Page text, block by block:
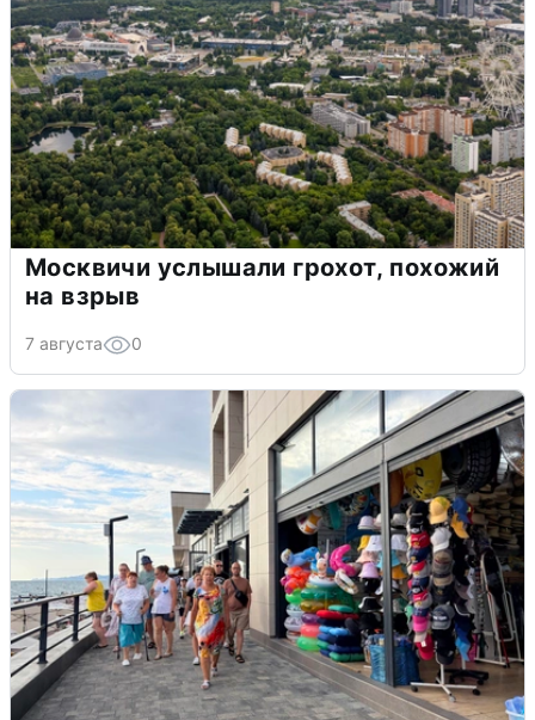
Москвичи услышали грохот, похожий
на взрыв
7 августа 0